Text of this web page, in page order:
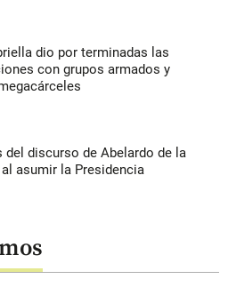
dio por terminadas las
con grupos armados y
del discurso de Abelardo de la
asumir la Presidencia